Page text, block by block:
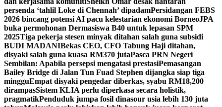
persenda ‘tahlil Loke di Chennah’ dipadamPersidangan FEBS
2026 bincang potensi AI pacu kelestarian ekonomi BorneoJPA
buka permohonan Dermasiswa B40 untuk lepasan SPM
2025Tiga pekerja stesen minyak ditahan salah guna subsidi
BUDI MADANIBekas CEO, CFO Tabung Haji ditahan,
disyaki salah guna kuasa RM370 jutaPasca PRN Negeri
Sembilan: Apabila persepsi mengatasi prestasiPemasangan
Bailey Bridge di Jalan Tun Fuad Stephen dijangka siap tiga
mingguEmpat disyaki pengedar diberkas, syabu RM18,200
dirampasSistem KLIA perlu diperkasa secara holistik,
pragmatikPenduduk jumpa fosil dinasour usia lebih 130 juta